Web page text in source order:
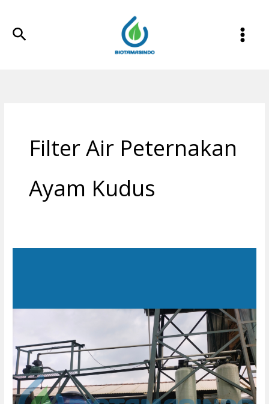
konten
Cari
Filter Air Peternakan
Ayam Kudus
Telur